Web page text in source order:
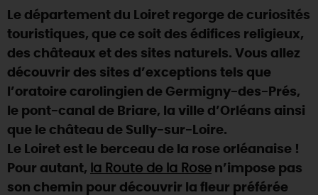
DEMAIN
CE WEEK-END
CETTE SEMAINE
Le département du Loiret regorge de curiosités
touristiques, que ce soit des édifices religieux,
des châteaux et des sites naturels. Vous allez
découvrir des sites d’exceptions tels que
l’oratoire carolingien de Germigny-des-Prés,
le pont-canal de Briare, la ville d’Orléans ainsi
que le château de Sully-sur-Loire.
Le Loiret est le berceau de la rose orléanaise !
Pour autant, la Route de la Rose n’impose pas
son chemin pour découvrir la fleur préférée